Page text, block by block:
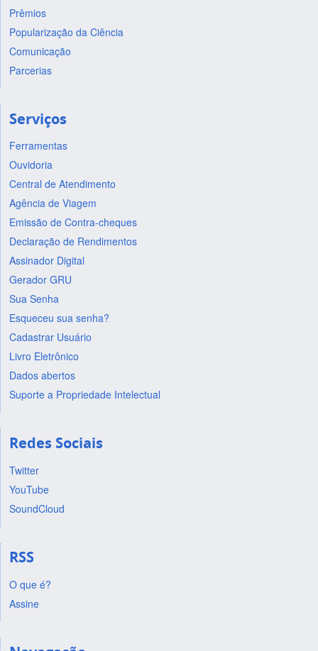
Prêmios
Popularização da Ciência
Comunicação
Parcerias
Serviços
Ferramentas
Ouvidoria
Central de Atendimento
Agência de Viagem
Emissão de Contra-cheques
Declaração de Rendimentos
Assinador Digital
Gerador GRU
Sua Senha
Esqueceu sua senha?
Cadastrar Usuário
Livro Eletrônico
Dados abertos
Suporte a Propriedade Intelectual
Redes Sociais
Twitter
YouTube
SoundCloud
RSS
O que é?
Assine